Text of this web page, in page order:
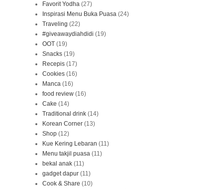
Favorit Yodha (27)
Inspirasi Menu Buka Puasa (24)
Traveling (22)
#giveawaydiahdidi (19)
OOT (19)
Snacks (19)
Recepis (17)
Cookies (16)
Manca (16)
food review (16)
Cake (14)
Traditional drink (14)
Korean Corner (13)
Shop (12)
Kue Kering Lebaran (11)
Menu takjil puasa (11)
bekal anak (11)
gadget dapur (11)
Cook & Share (10)